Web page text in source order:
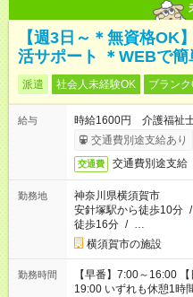
【週3日～＊無資格OK
活サポート ＊WEBで簡
派遣 社会人未経験OK ブラン
給与
時給1600円 介護福祉
交通費別途支給あり
交通費 交通費別途支給
勤務地
神奈川県横須賀市
安針塚駅から徒歩10分 /
徒歩16分 / …
横須賀市の施設
勤務時間
【早番】7:00～16:00
19:00 いずれも休憩